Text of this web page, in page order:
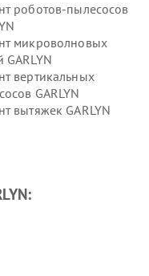
роботов-пылесосов
микроволновых
GARLYN
вертикальных
GARLYN
вытяжек GARLYN